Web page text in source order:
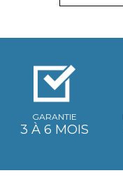
GARANTIE
3 À 6 MOIS